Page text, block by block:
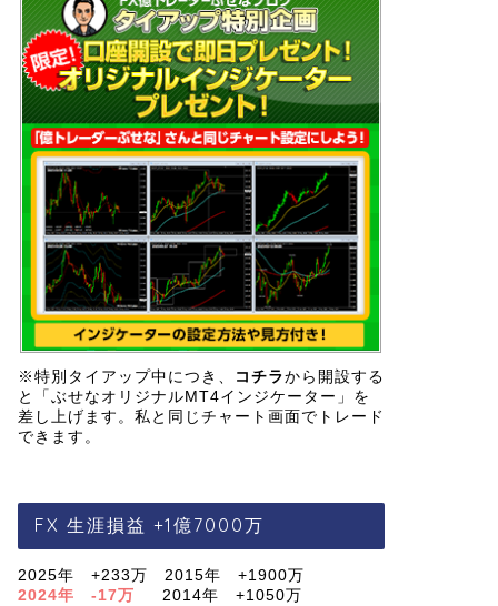
※特別タイアップ中につき、 コチラから開設する
と「ぶせなオリジナルMT4インジケーター」を
差し上げます。私と同じチャート画面でトレード
できます。
FX 生涯損益 +1億7000万
2025年 +233万 2015年 +1900万
2024年 -17万
2014年 +1050万